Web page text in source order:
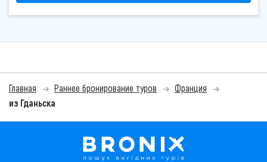
Главная Раннее бронирование туров
Франция
из Гданьска